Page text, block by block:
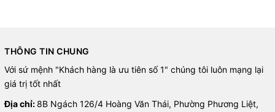
THÔNG TIN CHUNG
Với sứ mệnh "Khách hàng là ưu tiên số 1" chúng tôi luôn mạng lại
giá trị tốt nhất
Địa chỉ: 8B Ngách 126/4 Hoàng Văn Thái, Phường Phương Liệt,